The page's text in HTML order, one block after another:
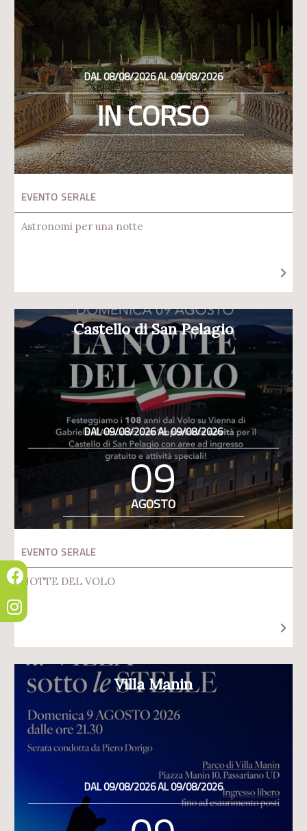
DAL 08/08/2026 AL 09/08/2026
IN CORSO
EVENTO SERALE
Astronomi per una notte
Castello di San Pelagio
DAL 09/08/2026 AL 09/08/2026
09
AGOSTO
EVENTO SERALE
NOTTE DEL VOLO
Villa Manin
DAL 09/08/2026 AL 09/08/2026